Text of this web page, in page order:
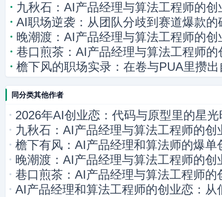
九秋石：AI产品经理与算法工程师的创
AI职场逆袭：从团队分歧到赛道爆款的
晚潮渡：AI产品经理与算法工程师的创
巷口煎茶：AI产品经理与算法工程师的
檐下风的职场实录：在卷与PUA里攒
同分类其他作者
2026年AI创业恋：代码与原型里的星光
九秋石：AI产品经理与算法工程师的创
檐下有风：AI产品经理和算法师的爆单
晚潮渡：AI产品经理与算法工程师的创
巷口煎茶：AI产品经理与算法工程师的
AI产品经理和算法工程师的创业恋：从